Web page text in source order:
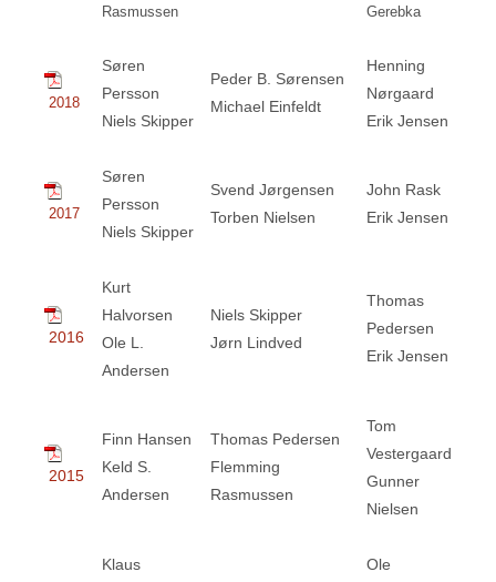
Rasmussen
Gerebka
2018
Søren
Persson
Niels Skipper
Peder B. Sørensen
Michael Einfeldt
Henning
Nørgaard
Erik Jensen
2017
Søren
Persson
Niels Skipper
Svend Jørgensen
Torben Nielsen
John Rask
Erik Jensen
2016
Kurt
Halvorsen
Ole L.
Andersen
Niels Skipper
Jørn Lindved
Thomas
Pedersen
Erik Jensen
2015
Finn Hansen
Keld S.
Andersen
Thomas Pedersen
Flemming
Rasmussen
Tom
Vestergaard
Gunner
Nielsen
Klaus
Ole